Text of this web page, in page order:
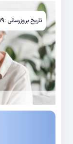
تاریخ بروزرسانی :۱۹